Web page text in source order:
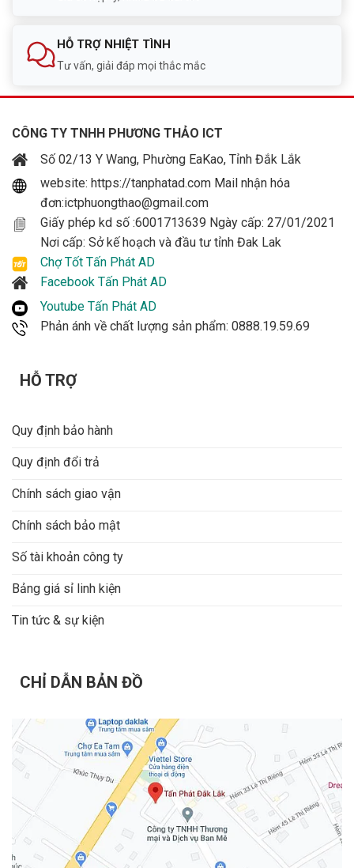
Phát hiện người Có phát hiện người
Phát hiện phương
RTSP Có RTSP
Ứng dụng xem
camera
Hik-Connect
Hỗ trợ thẻ nhớ Có thẻ nhớ
Hỗ trợ đầu ghi
Có hỗ trợ NVR
HỖ TRỢ NHIỆT TÌNH
Tư vấn, giải đáp mọi thắc mắc
CÔNG TY TNHH PHƯƠNG THẢO ICT
Số 02/13 Y Wang, Phường EaKao, Tỉnh Đắk Lắk
website: https://tanphatad.com Mail nhận hóa
đơn:ictphuongthao@gmail.com
Giấy phép kd số :6001713639 Ngày cấp: 27/01/2021
Nơi cấp: Sở kế hoạch và đầu tư tỉnh Đak Lak
Chợ Tốt Tấn Phát AD
Facebook Tấn Phát AD
Youtube Tấn Phát AD
Phản ánh về chất lượng sản phẩm: 0888.19.59.69
HỖ TRỢ
Quy định bảo hành
Quy định đổi trả
Chính sách giao vận
Chính sách bảo mật
Số tài khoản công ty
Bảng giá sỉ linh kiện
Tin tức & sự kiện
CHỈ DẪN BẢN ĐỒ